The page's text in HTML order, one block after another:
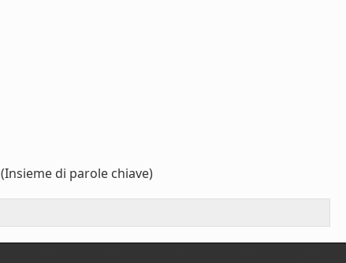
(Insieme di parole chiave)